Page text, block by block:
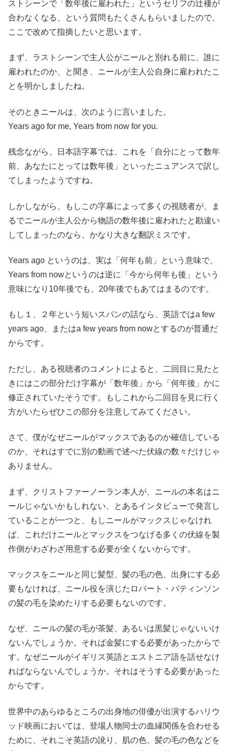
ストシーンで「数年後に雇われた」というセリフの辻褄が
合わなくなる、という質問もたくさんもらいましたので、
ここで改めて指摘したいと思います。
まず、ラストシーンで主人公がニールと別れる前に、誰に
雇われたのか、と聞き、ニールが主人公自身に雇われたこ
とを明かしましたね。
そのときニールは、次のように言いました。
Years ago for me, Years from now for you.
残念ながら、日本語字幕では、これを「自分にとって数年
前、あなたにとっては数年後」といったニュアンスで訳し
てしまったようですね。
しかしながら、もしこの字幕によって多くの視聴者が、ま
るでニールが主人公から物語の数年後に雇われたと勘違い
してしまったのなら、かなり大きな翻訳ミスです。
Years ago というのは、実は「何年も前」という意味で、
Years from nowというのは逆に「今から何年も後」という
意味になり10年後でも、20年後でもあてはまるのです。
もし１、２年という短いスパンの話なら、英語ではa few
years ago、またはa few years from nowとするのが普通だ
からです。
ただし、ある視聴者のコメントによると、二回目に見たと
きにはこの部分だけ字幕が「数年後」から「何年後」かに
修正されていたそうです。もしこれから二回目を見に行く
方がいたらぜひこの部分を注意してみてください。
さて、僕がなぜニールがマックスであるのか確信している
のか、それはすでに別の動画で述べた伏線の数々だけじゃ
ありません。
まず、クリストファーノーラン本人が、ニールの本名はニ
ールじゃないかもしれない、とあるインタビューで発言し
ていることが一つと、もしニールがマックスじゃなけれ
ば、これだけニールとマックスをつなげる多くの伏線を製
作側がわざわざ用意する必要が全くないからです。
マックスをニールと同じ髪型、髪の毛の色、出身にする必
要もなければ、ニール役を演じたロバート・パティンソン
の髪の毛を染めたりする必要もないのです。
なぜ、ニールの髪の毛が茶髪、あるいは黒髪じゃないいけ
ないんでしょうか。それば金髪にする必要があったからで
す。なぜニールがイギリス英語とエストニア語を話せなけ
ればならないんでしょうか。それはそうする必要があった
からです。
世界中のあらゆるところの出身地の俳優が出演するハリウ
ッド映画においては、登場人物同士の血縁関係を合わせる
ために、それこそ英語の訛り、肌の色、髪の毛の色などを